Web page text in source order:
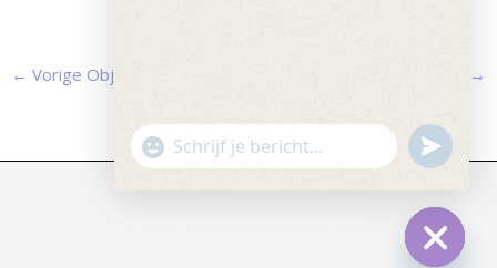
← Vorige Object →
"+chaty_settings.lang.emoji_picker+"
WhatsApp
undefined